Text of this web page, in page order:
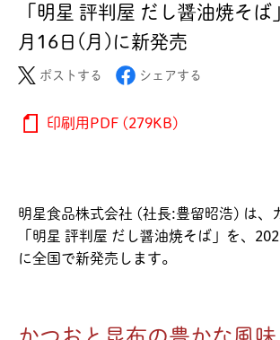
「明星 評判屋 だし醤油焼そ
月16日(月)に新発売
ポストする シェアする
印刷用PDF (279KB)
明星食品株式会社 (社長:豊留昭浩) は、
「明星 評判屋 だし醤油焼そば」を、
に全国で新発売します。